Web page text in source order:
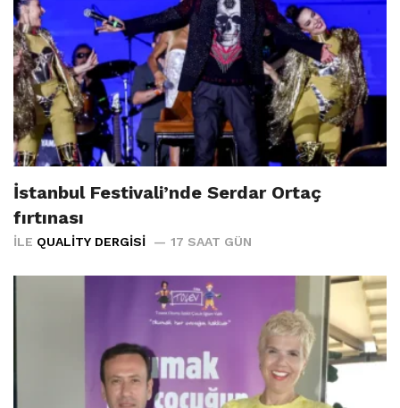
İstanbul Festivali’nde Serdar Ortaç
fırtınası
İLE QUALITY DERGISI 17 SAAT GÜN